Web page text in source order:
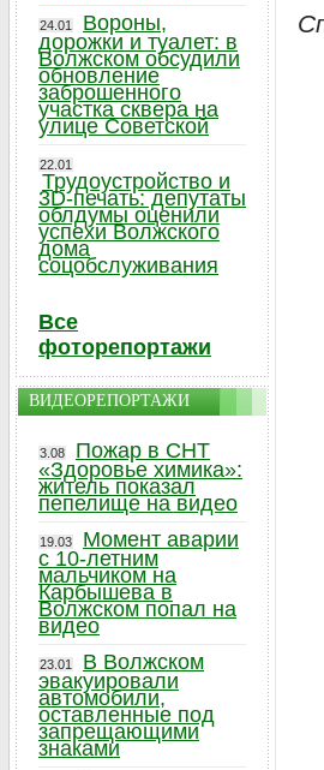
24.01
Вороны,
дорожки и туалет: в
Волжском обсудили
обновление
заброшенного
участка сквера на
улице Советской
22.01
Трудоустройство и
3D-печать: депутаты
облдумы оценили
успехи Волжского
дома
соцобслуживания
Все
фоторепортажи
ВИДЕОРЕПОРТАЖИ
3.08
Пожар в СНТ
«Здоровье химика»:
житель показал
пепелище на видео
19.03
Момент аварии
с 10-летним
мальчиком на
Карбышева в
Волжском попал на
видео
23.01
В Волжском
эвакуировали
автомобили,
оставленные под
запрещающими
знаками